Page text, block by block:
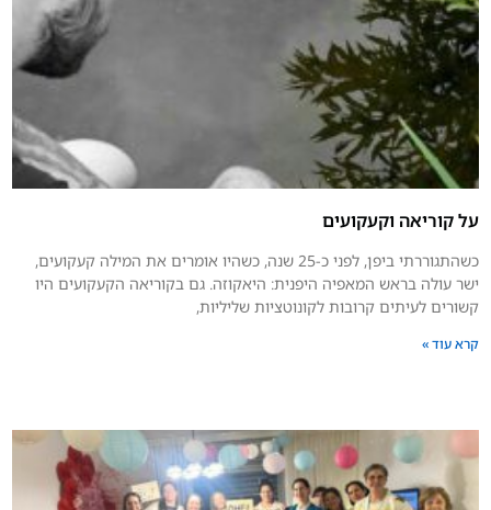
על קוריאה וקעקועים
כשהתגוררתי ביפן, לפני כ-25 שנה, כשהיו אומרים את המילה קעקועים,
ישר עולה בראש המאפיה היפנית: היאקוזה. גם בקוריאה הקעקועים היו
קשורים לעיתים קרובות לקונוטציות שליליות,
קרא עוד »